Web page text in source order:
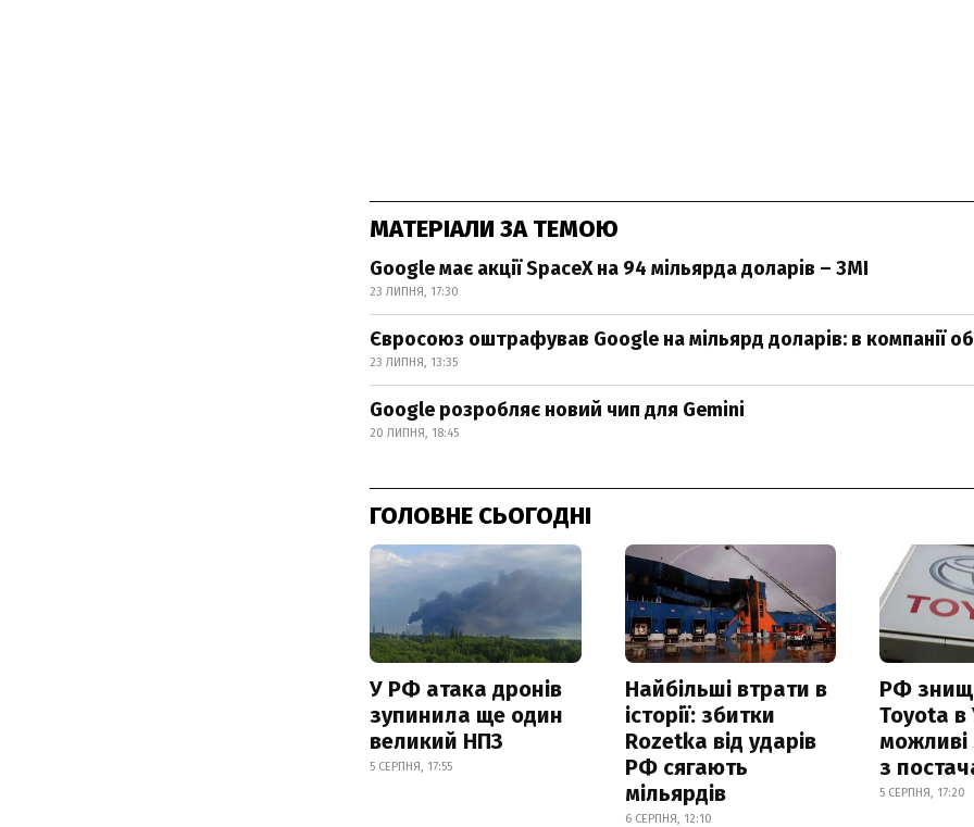
МАТЕРІАЛИ ЗА ТЕМОЮ
Google має акції SpaceX на 94 мільярда доларів – ЗМІ
23 ЛИПНЯ, 17:30
Євросоюз оштрафував Google на мільярд доларів: в компанії
23 ЛИПНЯ, 13:35
Google розробляє новий чип для Gemini
20 ЛИПНЯ, 18:45
ГОЛОВНЕ СЬОГОДНІ
У РФ атака дронів
зупинила ще один
великий НПЗ
5 СЕРПНЯ, 17:55
Найбільші втрати в
історії: збитки
Rozetka від ударів
РФ сягають
мільярдів
6 СЕРПНЯ, 12:10
РФ
Toyota в
з
5 СЕРПНЯ, 17:20